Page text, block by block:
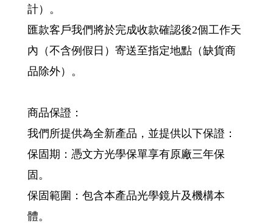
計）。
匯款客戶我們將於完成收款確認後2個工作天
內（不含例假日）寄送至指定地點（缺貨商
品除外）。
商品保證：
我們所提供為全新產品，並提供以下保證：
保固期：憑文方光學保單享有原廠三年保
固。
保固範圍：包含本產品光學鏡片及機構本
體。